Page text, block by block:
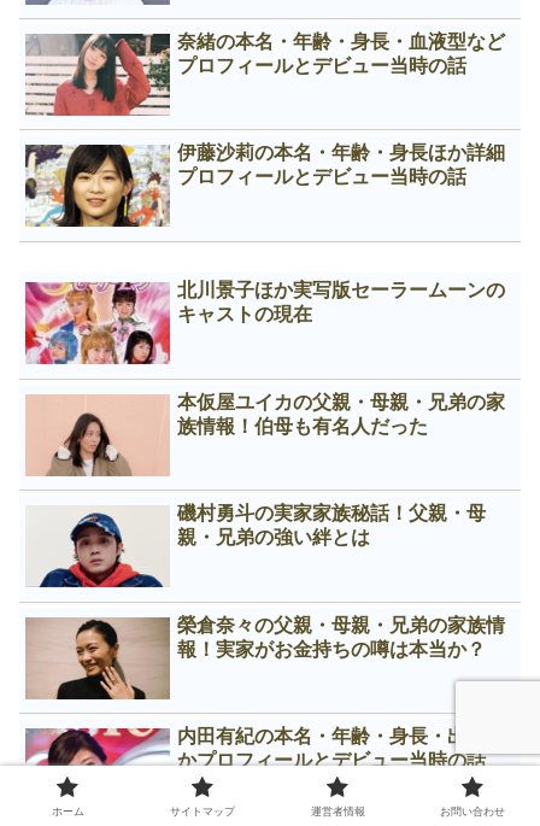
奈緒の本名・年齢・身長・血液型など
プロフィールとデビュー当時の話
伊藤沙莉の本名・年齢・身長ほか詳細
プロフィールとデビュー当時の話
北川景子ほか実写版セーラームーンの
キャストの現在
本仮屋ユイカの父親・母親・兄弟の家
族情報！伯母も有名人だった
磯村勇斗の実家家族秘話！父親・母
親・兄弟の強い絆とは
榮倉奈々の父親・母親・兄弟の家族情
報！実家がお金持ちの噂は本当か？
内田有紀の本名・年齢・身長・出身ほ
かプロフィールとデビュー当時の話
ホーム サイトマップ 運営者情報 お問い合わせ